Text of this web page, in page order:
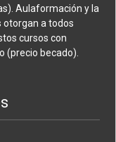
Aulaformación y la
otorgan a todos
cursos con
(precio becado).